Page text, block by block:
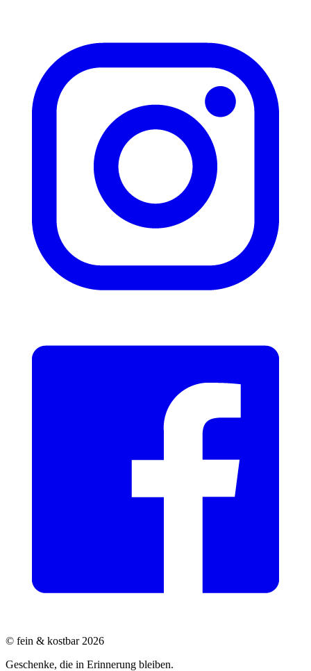
© fein & kostbar 2026
Geschenke, die in Erinnerung bleiben.